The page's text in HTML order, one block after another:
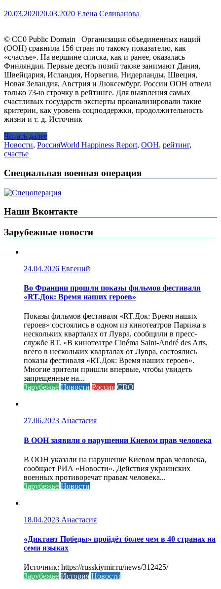
20.03.202020.03.2020 Елена Селиванова
© СС0 Public Domain Организация объединенных наций
(ООН) сравнила 156 стран по такому показателю, как
«счастье». На вершине списка, как и ранее, оказалась
Финляндия. Первые десять позий также занимают Дания,
Швейцария, Исландия, Норвегия, Нидерланды, Швеция,
Новая Зеландия, Австрия и Люксембург. России ООН отвела
только 73-ю строчку в рейтинге. Для выявления самых
счастливых государств эксперты проанализировали такие
критерии, как уровень соцподдержки, продолжительность
жизни и т. д. Источник
Читать далее
Новости, РоссияWorld Happiness Report, ООН, рейтинг,
счастье
Специальная военная операция
Наши Вконтакте
Зарубежные новости
24.04.2026 Евгений
Во Франции прошли показы фильмов фестиваля
«RT.Док: Время наших героев»
Показы фильмов фестиваля «RT.Док: Время наших
героев» состоялись в одном из кинотеатров Парижа в
нескольких кварталах от Лувра, сообщили в пресс-
службе RT. «В кинотеатре Cinéma Saint-André des Arts,
всего в нескольких кварталах от Лувра, состоялись
показы фестиваля «RT.Док: Время наших героев».
Многие зрители пришли впервые, чтобы увидеть
запрещенные на...
Зарубежье Новости Россия СВО
27.06.2023 Анастасия
В ООН заявили о нарушении Киевом прав человека
В ООН указали на нарушение Киевом прав человека,
сообщает РИА «Новости». Действия украинских
военных противоречат правам человека...
Зарубежье Новости
18.04.2023 Анастасия
«Диктант Победы» пройдёт более чем в 40 странах на
семи языках
Источник: https://russkiymir.ru/news/312425/
Зарубежье История Новости